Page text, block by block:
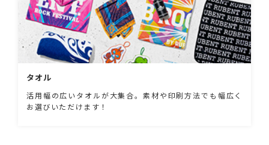
タオル
活用幅の広いタオルが大集合。素材や印刷方法でも幅広く
お選びいただけます！